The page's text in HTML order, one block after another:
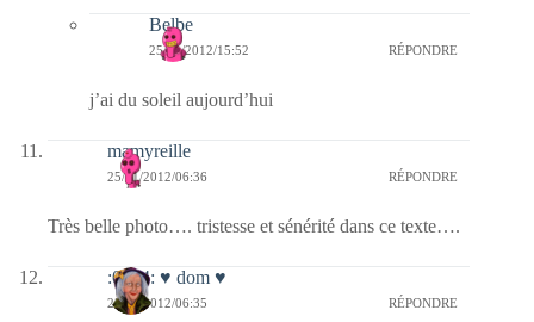
Belbe
25/01/2012/15:52 RÉPONDRE
j’ai du soleil aujourd’hui
mamyreille
25/01/2012/06:36 RÉPONDRE
Très belle photo…. tristesse et sénérité dans ce texte….
:0014: ♥ dom ♥
25/01/2012/06:35 RÉPONDRE